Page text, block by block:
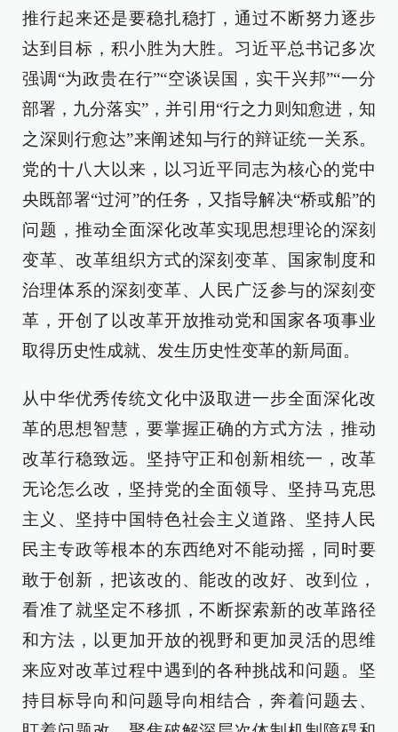
推行起来还是要稳扎稳打，通过不断努力逐步
达到目标，积小胜为大胜。习近平总书记多次
强调“为政贵在行”“空谈误国，实干兴邦”“一分
部署，九分落实”，并引用“行之力则知愈进，知
之深则行愈达”来阐述知与行的辩证统一关系。
党的十八大以来，以习近平同志为核心的党中
央既部署“过河”的任务，又指导解决“桥或船”的
问题，推动全面深化改革实现思想理论的深刻
变革、改革组织方式的深刻变革、国家制度和
治理体系的深刻变革、人民广泛参与的深刻变
革，开创了以改革开放推动党和国家各项事业
取得历史性成就、发生历史性变革的新局面。
从中华优秀传统文化中汲取进一步全面深化改
革的思想智慧，要掌握正确的方式方法，推动
改革行稳致远。坚持守正和创新相统一，改革
无论怎么改，坚持党的全面领导、坚持马克思
主义、坚持中国特色社会主义道路、坚持人民
民主专政等根本的东西绝对不能动摇，同时要
敢于创新，把该改的、能改的改好、改到位，
看准了就坚定不移抓，不断探索新的改革路径
和方法，以更加开放的视野和更加灵活的思维
来应对改革过程中遇到的各种挑战和问题。坚
持目标导向和问题导向相结合，奔着问题去、